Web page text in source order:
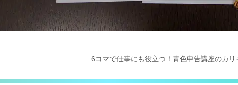
6コマで仕事にも役立つ！ 青色申告講座のカリ